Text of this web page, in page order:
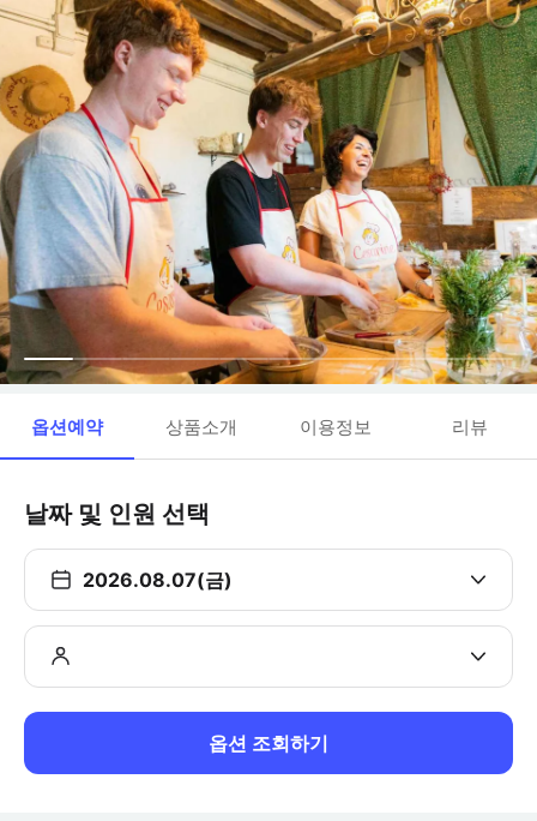
옵션예약 상품소개 이용정보 리뷰
날짜 및 인원 선택
2026.08.07(금)
옵션 조회하기